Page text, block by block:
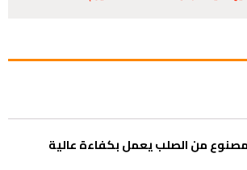
من الصلب يعمل بكفاءة عالية